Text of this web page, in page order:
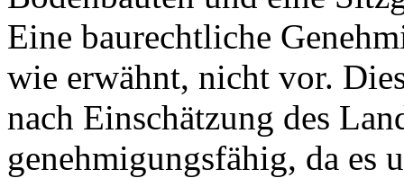
Eine baurechtliche
wie erwähnt, nicht vor.
nach Einschätzung des
genehmigungsfähig, da es